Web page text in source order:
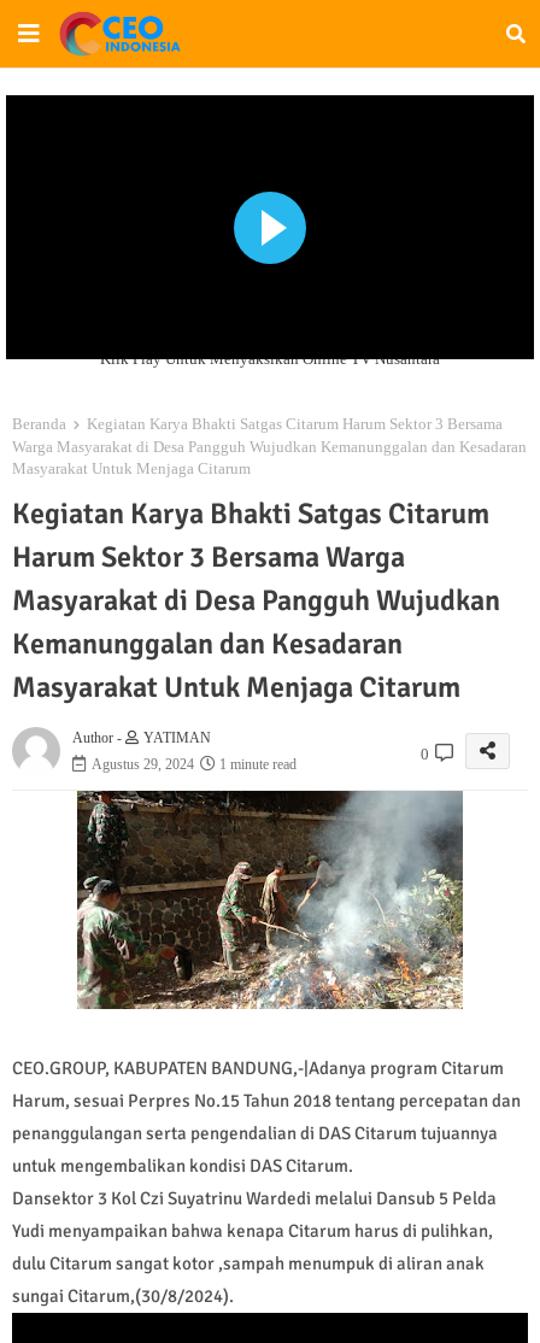
Klik Play Untuk Menyaksikan Online TV Nusantara
Beranda
Kegiatan Karya Bhakti Satgas Citarum Harum Sektor 3 Bersama
Warga Masyarakat di Desa Pangguh Wujudkan Kemanunggalan dan Kesadaran
Masyarakat Untuk Menjaga Citarum
Kegiatan Karya Bhakti Satgas Citarum
Harum Sektor 3 Bersama Warga
Masyarakat di Desa Pangguh Wujudkan
Kemanunggalan dan Kesadaran
Masyarakat Untuk Menjaga Citarum
Author -
YATIMAN
Agustus 29, 2024
1 minute read
0
CEO.GROUP, KABUPATEN BANDUNG,-|Adanya program Citarum
Harum, sesuai Perpres No.15 Tahun 2018 tentang percepatan dan
penanggulangan serta pengendalian di DAS Citarum tujuannya
untuk mengembalikan kondisi DAS Citarum.
Dansektor 3 Kol Czi Suyatrinu Wardedi melalui Dansub 5 Pelda
Yudi menyampaikan bahwa kenapa Citarum harus di pulihkan,
dulu Citarum sangat kotor ,sampah menumpuk di aliran anak
sungai Citarum,(30/8/2024).